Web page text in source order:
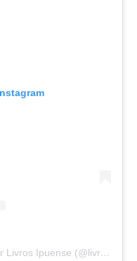
Uma publicação compartilhada por Livros Ipuense (@livraria.papelaria_ipuense)